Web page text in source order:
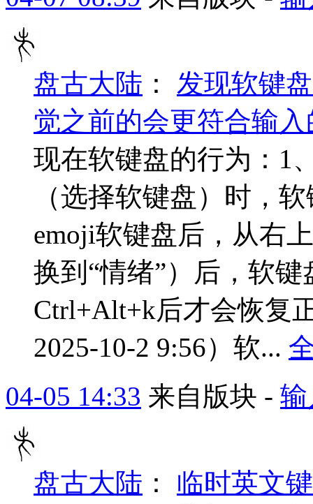
盘古大陆 ： 发现软键
觉之前的会更符合输
现在软键盘的行为：1
（选择软键盘）时，
emoji软键盘后，从右
换到“情绪”）后，软
Ctrl+Alt+k后才会恢复
2025-10-2 9:56）软...
04-05 14:33 来自版块 -
盘古大陆 ： 临时英文